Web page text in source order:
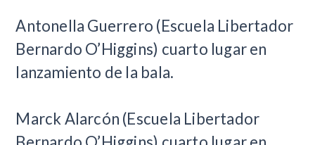
Antonella Guerrero (Escuela Libertador
Bernardo O’Higgins) cuarto lugar en
lanzamiento de la bala.
Marck Alarcón (Escuela Libertador